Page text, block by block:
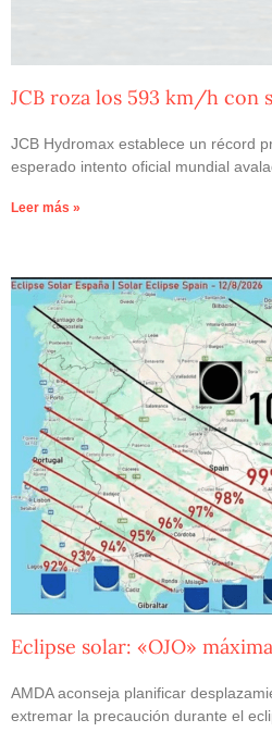
JCB roza los 593 km/h con
JCB Hydromax establece un récord
esperado intento oficial mundial
Leer más »
Eclipse solar: «OJO»
AMDA aconseja planificar
extremar la precaución durante el